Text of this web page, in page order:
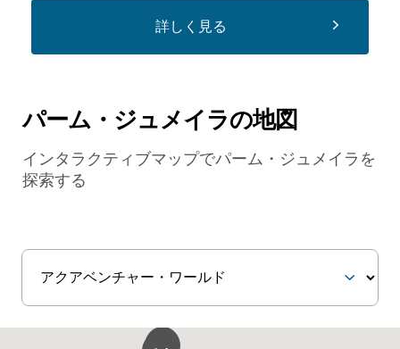
詳しく見る
パーム・ジュメイラの地図
インタラクティブマップでパーム・ジュメイラを
探索する